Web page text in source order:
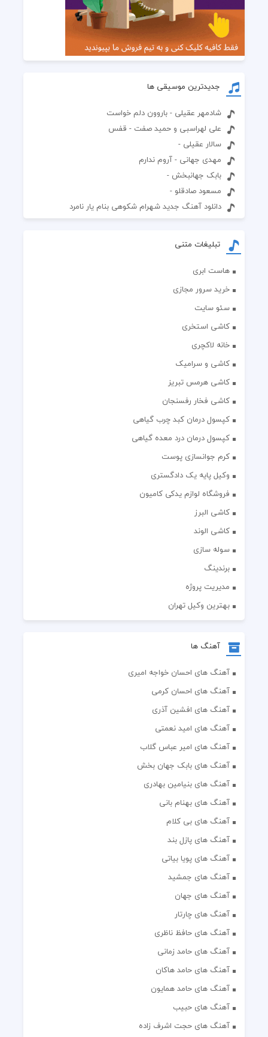
جدیدترین موسیقی ها
شادمهر عقیلی - باروون دلم خواست
علی لهراسبی و حمید صفت - قفس
سالار عقیلی -
مهدی جهانی - آروم ندارم
بابک جهانبخش -
مسعود صادقلو -
دانلود آهنگ جدید شهرام شکوهی بنام یار نامرد
تبلیغات متنی
هاست ابری
خرید سرور مجازی
سئو سایت
کاشی استخری
خانه لاکچری
کاشی و سرامیک
کاشی هرمس تبریز
کاشی فخار رفسنجان
کپسول درمان کبد چرب گیاهی
کپسول درمان درد معده گیاهی
کرم جوانسازی پوست
وکیل پایه یک دادگستری
فروشگاه لوازم یدکی کامیون
کاشی البرز
کاشی الوند
سوله سازی
برندینگ
مدیریت پروژه
بهترین وکیل تهران
آهنگ ها
آهنگ های احسان خواجه امیری
آهنگ های احسان کرمی
آهنگ های افشین آذری
آهنگ های امید نعمتی
آهنگ های امیر عباس گلاب
آهنگ های بابک جهان بخش
آهنگ های بنیامین بهادری
آهنگ های بهنام بانی
آهنگ های بی کلام
آهنگ های پازل بند
آهنگ های پویا بیاتی
آهنگ های جمشید
آهنگ های جهان
آهنگ های چارتار
آهنگ های حافظ ناظری
آهنگ های حامد زمانی
آهنگ های حامد هاکان
آهنگ های حامد همایون
آهنگ های حبیب
آهنگ های حجت اشرف زاده